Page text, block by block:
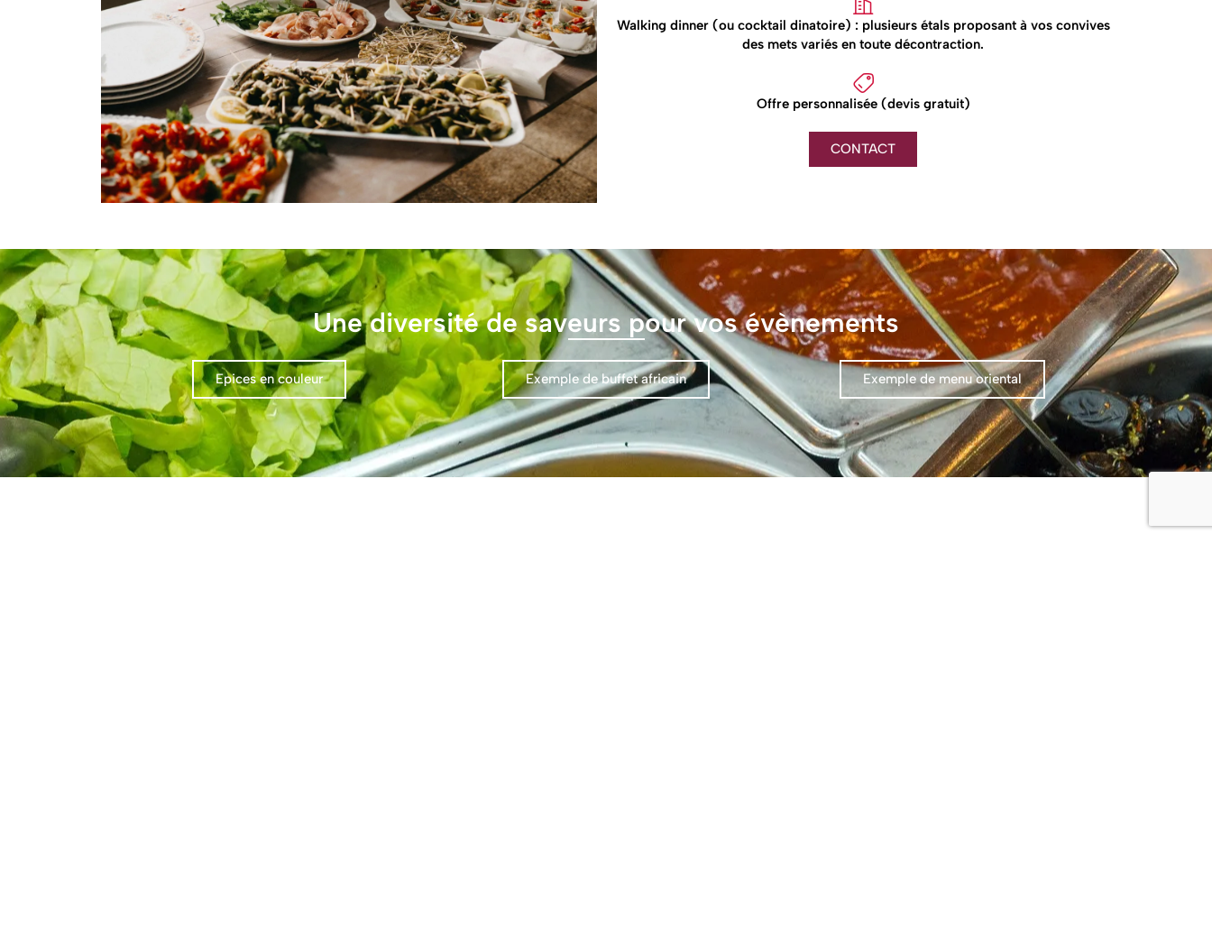
Walking dinner (ou cocktail dinatoire) : plusieurs étals proposant à vos convives
des mets variés en toute décontraction.
Offre personnalisée (devis gratuit)
CONTACT
Une diversité de saveurs pour vos évènements
Epices en couleur Exemple de buffet africain Exemple de menu oriental